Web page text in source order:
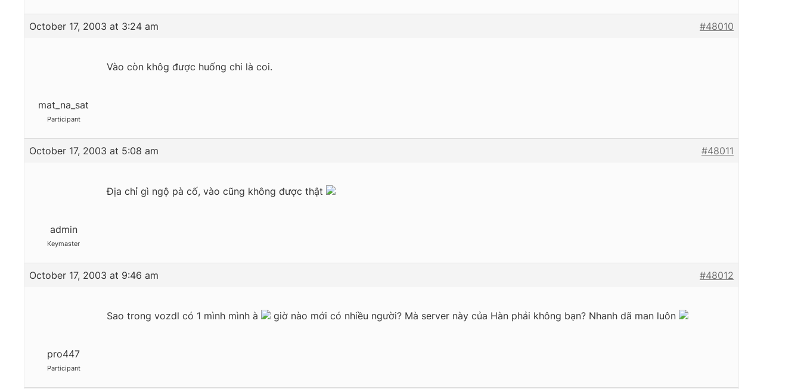
October 17, 2003 at 3:24 am #48010
mat_na_sat
Participant
Vào còn khôg được huống chi là coi.
October 17, 2003 at 5:08 am #48011
admin
Keymaster
Địa chỉ gì ngộ pà cố, vào cũng không được thật
October 17, 2003 at 9:46 am #48012
pro447
Participant
Sao trong vozdl có 1 mình mình à giờ nào mới có nhiều người? Mà server này của Hàn phải không bạn? Nhanh dã man luôn